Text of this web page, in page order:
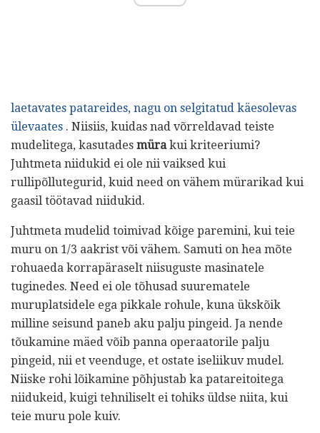
laetavates patareides, nagu on selgitatud käesolevas
ülevaates . Niisiis, kuidas nad võrreldavad teiste
mudelitega, kasutades mürakui kriteeriumi?
Juhtmeta niidukid ei ole nii vaiksed kui
rullipõllutegurid, kuid need on vähem mürarikad kui
gaasil töötavad niidukid.
Juhtmeta mudelid toimivad kõige paremini, kui teie
muru on 1/3 aakrist või vähem. Samuti on hea mõte
rohuaeda korrapäraselt niisuguste masinatele
tuginedes. Need ei ole tõhusad suurematele
muruplatsidele ega pikkale rohule, kuna ükskõik
milline seisund paneb aku palju pingeid. Ja nende
tõukamine mäed võib panna operaatorile palju
pingeid, nii et veenduge, et ostate iseliikuv mudel.
Niiske rohi lõikamine põhjustab ka patareitoitega
niidukeid, kuigi tehniliselt ei tohiks üldse niita, kui
teie muru pole kuiv.